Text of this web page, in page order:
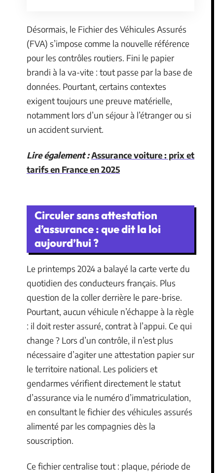
Désormais, le Fichier des Véhicules Assurés
(FVA) s’impose comme la nouvelle référence
pour les contrôles routiers. Fini le papier
brandi à la va-vite : tout passe par la base de
données. Pourtant, certains contextes
exigent toujours une preuve matérielle,
notamment lors d’un séjour à l’étranger ou si
un accident survient.
Lire également :Assurance voiture : prix et
tarifs en France en 2025
Circuler sans attestation
d’assurance : que dit la loi
aujourd’hui ?
Le printemps 2024 a balayé la carte verte du
quotidien des conducteurs français. Plus
question de la coller derrière le pare-brise.
Pourtant, aucun véhicule n’échappe à la règle
: il doit rester assuré, contrat à l’appui. Ce qui
change ? Lors d’un contrôle, il n’est plus
nécessaire d’agiter une attestation papier sur
le territoire national. Les policiers et
gendarmes vérifient directement le statut
d’assurance via le numéro d’immatriculation,
en consultant le fichier des véhicules assurés
alimenté par les compagnies dès la
souscription.
Ce fichier centralise tout : plaque, période de